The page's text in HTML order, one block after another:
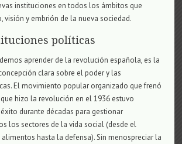
instituciones en todos los ámbitos que
visión y embrión de la nueva sociedad.
políticas
aprender de la revolución española, es la
clara sobre el poder y las
El movimiento popular organizado que frenó
hizo la revolución en el 1936 estuvo
durante décadas para gestionar
los sectores de la vida social (desde el
hasta la defensa). Sin menospreciar la